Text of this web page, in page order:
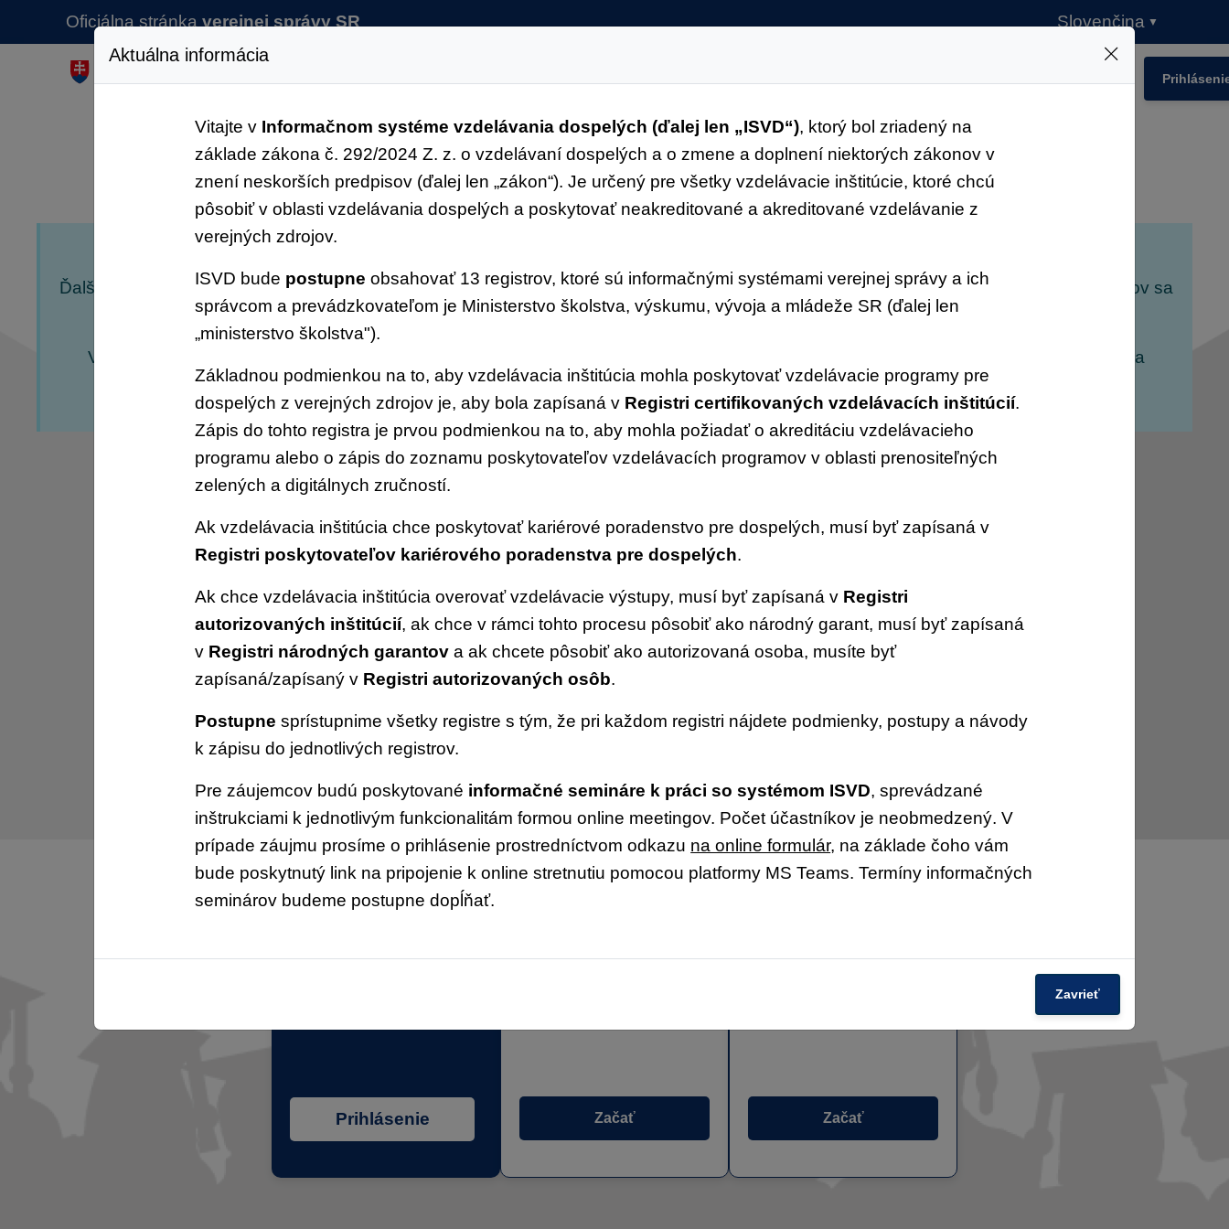
Oficiálna stránka verejnej správy SR
Aktuálna informácia
Vitajte v Informačnom systéme vzdelávania dospelých (ďalej len „ISVD“), ktorý bol zriadený na
základe zákona č. 292/2024 Z. z. o vzdelávaní dospelých a o zmene a doplnení niektorých zákonov v
znení neskorších predpisov (ďalej len „zákon“). Je určený pre všetky vzdelávacie inštitúcie, ktoré chcú
pôsobiť v oblasti vzdelávania dospelých a poskytovať neakreditované a akreditované vzdelávanie z
verejných zdrojov.
ISVD bude postupne obsahovať 13 registrov, ktoré sú informačnými systémami verejnej správy a ich
správcom a prevádzkovateľom je Ministerstvo školstva, výskumu, vývoja a mládeže SR (ďalej len
„ministerstvo školstva").
Základnou podmienkou na to, aby vzdelávacia inštitúcia mohla poskytovať vzdelávacie programy pre
dospelých z verejných zdrojov je, aby bola zapísaná v Registri certifikovaných vzdelávacích inštitúcií.
Zápis do tohto registra je prvou podmienkou na to, aby mohla požiadať o akreditáciu vzdelávacieho
programu alebo o zápis do zoznamu poskytovateľov vzdelávacích programov v oblasti prenositeľných
zelených a digitálnych zručností.
Ak vzdelávacia inštitúcia chce poskytovať kariérové poradenstvo pre dospelých, musí byť zapísaná v
Registri poskytovateľov kariérového poradenstva pre dospelých.
Ak chce vzdelávacia inštitúcia overovať vzdelávacie výstupy, musí byť zapísaná v Registri
autorizovaných inštitúcií, ak chce v rámci tohto procesu pôsobiť ako národný garant, musí byť zapísaná
v Registri národných garantov a ak chcete pôsobiť ako autorizovaná osoba, musíte byť
zapísaná/zapísaný v Registri autorizovaných osôb.
Postupne sprístupnime všetky registre s tým, že pri každom registri nájdete podmienky, postupy a návody
k zápisu do jednotlivých registrov.
Pre záujemcov budú poskytované informačné semináre k práci so systémom ISVD, sprevádzané
inštrukciami k jednotlivým funkcionalitám formou online meetingov. Počet účastníkov je neobmedzený. V
prípade záujmu prosíme o prihlásenie prostredníctvom odkazu na online formulár, na základe čoho vám
bude poskytnutý link na pripojenie k online stretnutiu pomocou platformy MS Teams. Termíny informačných
seminárov budeme postupne dopĺňať.
Zavrieť
Ďalšie
informačné semináre k práci so systémom ISVD, sprevádzané inštrukciami k jednotlivým funkcionalitám formou online meetingov sa
uskutočnia v dňoch 21.1.2025 (14:00 hod.) a 28.1.2025 (10:00 hod.). Termíny informačných seminárov budeme postupne dopĺňať.
V prípade záujmu prosíme o
, na základe čoho vám bude poskytnutý link na
pripojenie k online stretnutiu pomocou platformy MS Teams.
ISVD
Informačný systém vzdelávania dospelých
Prihlásenie Začať Začať